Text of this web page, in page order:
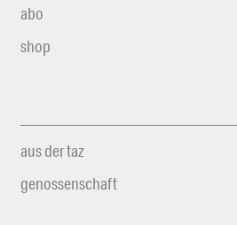
abo
shop
aus der taz
genossenschaft